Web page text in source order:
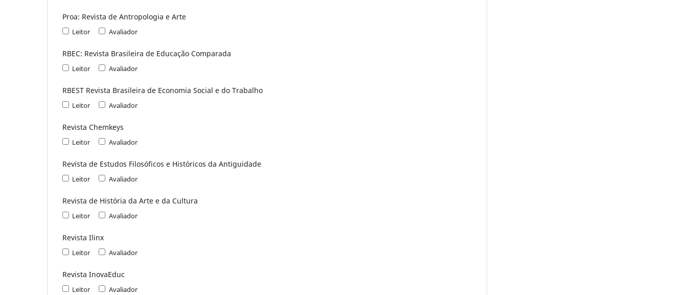
Proa: Revista de Antropologia e Arte
Leitor Avaliador
RBEC: Revista Brasileira de Educação Comparada
Leitor Avaliador
RBEST Revista Brasileira de Economia Social e do Trabalho
Leitor Avaliador
Revista Chemkeys
Leitor Avaliador
Revista de Estudos Filosóficos e Históricos da Antiguidade
Leitor Avaliador
Revista de História da Arte e da Cultura
Leitor Avaliador
Revista Ilinx
Leitor Avaliador
Revista InovaEduc
Leitor Avaliador